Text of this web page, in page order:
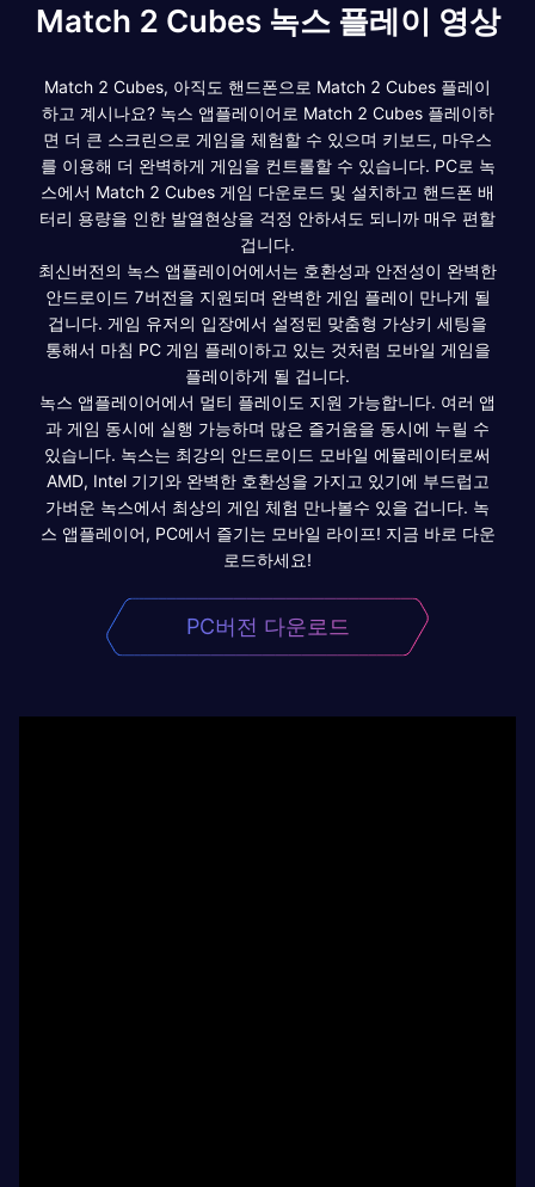
Match 2 Cubes 녹스 플레이 영상
Match 2 Cubes, 아직도 핸드폰으로 Match 2 Cubes 플레이
하고 계시나요? 녹스 앱플레이어로 Match 2 Cubes 플레이하
면 더 큰 스크린으로 게임을 체험할 수 있으며 키보드, 마우스
를 이용해 더 완벽하게 게임을 컨트롤할 수 있습니다. PC로 녹
스에서 Match 2 Cubes 게임 다운로드 및 설치하고 핸드폰 배
터리 용량을 인한 발열현상을 걱정 안하셔도 되니까 매우 편할
겁니다.
최신버전의 녹스 앱플레이어에서는 호환성과 안전성이 완벽한
안드로이드 7버전을 지원되며 완벽한 게임 플레이 만나게 될
겁니다. 게임 유저의 입장에서 설정된 맞춤형 가상키 세팅을
통해서 마침 PC 게임 플레이하고 있는 것처럼 모바일 게임을
플레이하게 될 겁니다.
녹스 앱플레이어에서 멀티 플레이도 지원 가능합니다. 여러 앱
과 게임 동시에 실행 가능하며 많은 즐거움을 동시에 누릴 수
있습니다. 녹스는 최강의 안드로이드 모바일 에뮬레이터로써
AMD, Intel 기기와 완벽한 호환성을 가지고 있기에 부드럽고
가벼운 녹스에서 최상의 게임 체험 만나볼수 있을 겁니다. 녹
스 앱플레이어, PC에서 즐기는 모바일 라이프! 지금 바로 다운
로드하세요!
PC버전 다운로드